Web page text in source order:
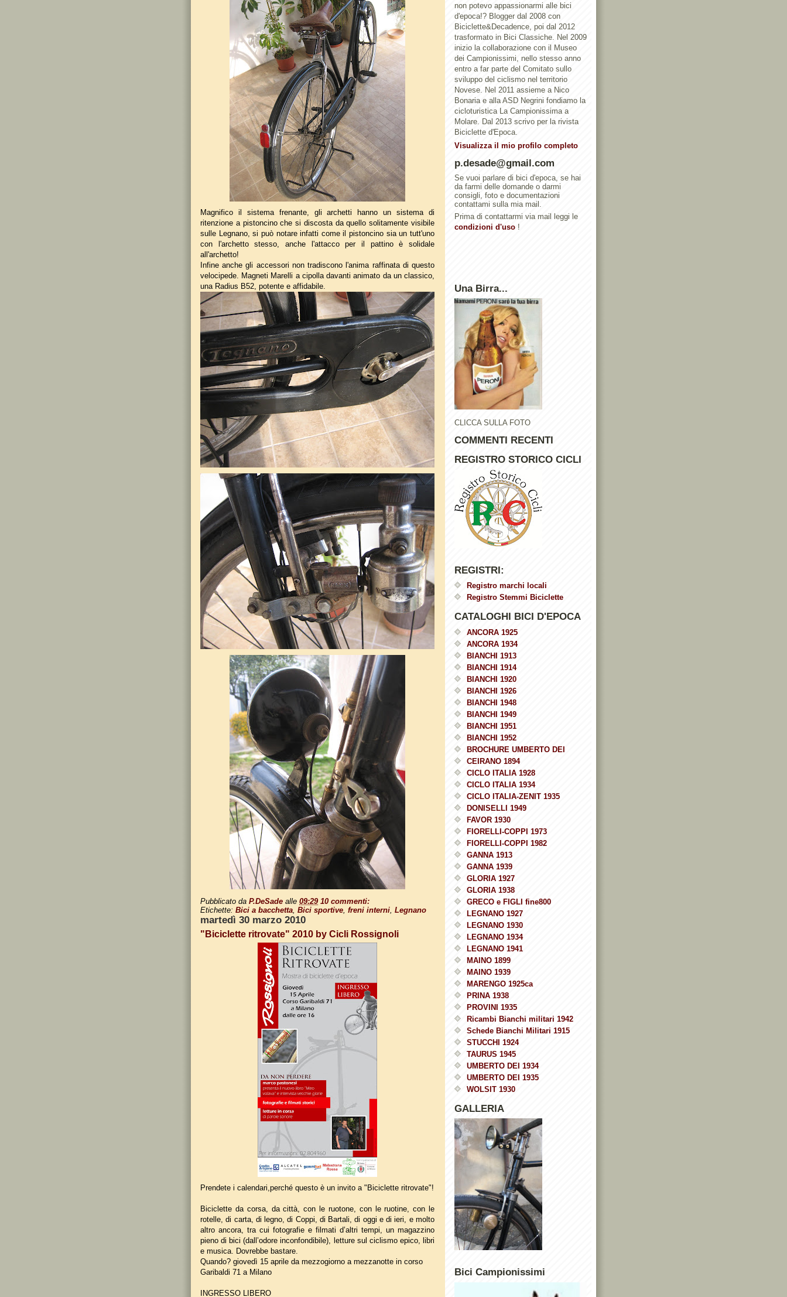
Magnifico il sistema frenante, gli archetti hanno un sistema di
ritenzione a pistoncino che si discosta da quello solitamente visibile
sulle Legnano, si può notare infatti come il pistoncino sia un tutt'uno
con l'archetto stesso, anche l'attacco per il pattino è solidale
all'archetto!
Infine anche gli accessori non tradiscono l'anima raffinata di questo
velocipede. Magneti Marelli a cipolla davanti animato da un classico,
una Radius B52, potente e affidabile.
Pubblicato da P.DeSade alle 09:29 10 commenti:
Etichette: Bici a bacchetta Bici sportive freni interni Legnano
martedì 30 marzo 2010
"Biciclette ritrovate" 2010 by Cicli Rossignoli
Prendete i calendari,perché questo è un invito a "Biciclette ritrovate"!
Biciclette da corsa, da città, con le ruotone, con le ruotine, con le
rotelle, di carta, di legno, di Coppi, di Bartali, di oggi e di ieri, e molto
altro ancora, tra cui fotografie e filmati d’altri tempi, un magazzino
pieno di bici (dall’odore inconfondibile), letture sul ciclismo epico, libri
e musica. Dovrebbe bastare.
Quando? giovedì 15 aprile da mezzogiorno a mezzanotte in corso
Garibaldi 71 a Milano
INGRESSO LIBERO
non potevo appassionarmi alle bici
d'epoca!? Blogger dal 2008 con
Biciclette&Decadence, poi dal 2012
trasformato in Bici Classiche. Nel 2009
inizio la collaborazione con il Museo
dei Campionissimi, nello stesso anno
entro a far parte del Comitato sullo
sviluppo del ciclismo nel territorio
Novese. Nel 2011 assieme a Nico
Bonaria e alla ASD Negrini fondiamo la
cicloturistica La Campionissima a
Molare. Dal 2013 scrivo per la rivista
Biciclette d'Epoca.
Visualizza il mio profilo completo
p.desade@gmail.com
Se vuoi parlare di bici d'epoca, se hai
da farmi delle domande o darmi
consigli, foto e documentazioni
contattami sulla mia mail.
Prima di contattarmi via mail leggi le
condizioni d'uso !
Una Birra...
CLICCA SULLA FOTO
COMMENTI RECENTI
REGISTRO STORICO CICLI
REGISTRI:
Registro marchi locali
Registro Stemmi Biciclette
CATALOGHI BICI D'EPOCA
ANCORA 1925
ANCORA 1934
BIANCHI 1913
BIANCHI 1914
BIANCHI 1920
BIANCHI 1926
BIANCHI 1948
BIANCHI 1949
BIANCHI 1951
BIANCHI 1952
BROCHURE UMBERTO DEI
CEIRANO 1894
CICLO ITALIA 1928
CICLO ITALIA 1934
CICLO ITALIA-ZENIT 1935
DONISELLI 1949
FAVOR 1930
FIORELLI-COPPI 1973
FIORELLI-COPPI 1982
GANNA 1913
GANNA 1939
GLORIA 1927
GLORIA 1938
GRECO e FIGLI fine800
LEGNANO 1927
LEGNANO 1930
LEGNANO 1934
LEGNANO 1941
MAINO 1899
MAINO 1939
MARENGO 1925ca
PRINA 1938
PROVINI 1935
Ricambi Bianchi militari 1942
Schede Bianchi Militari 1915
STUCCHI 1924
TAURUS 1945
UMBERTO DEI 1934
UMBERTO DEI 1935
WOLSIT 1930
GALLERIA
Bici Campionissimi